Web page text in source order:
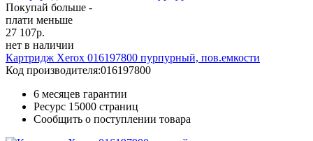
Покупай больше -
плати меньше
27 107р.
нет в наличии
Картридж Xerox 016197800 пурпурный, пов.емкости
Код производителя:016197800
6 месяцев гарантии
Ресурс 15000 страниц
Сообщить о поступлении товара